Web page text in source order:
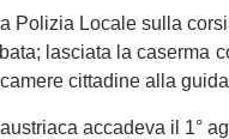
Polizia Locale sulla
lasciata la caserma
cittadine alla
accadeva il 1°